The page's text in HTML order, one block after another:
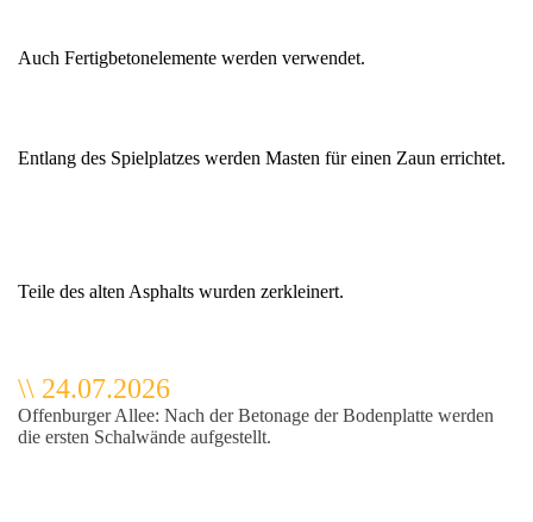
Auch Fertigbetonelemente werden verwendet.
Entlang des Spielplatzes werden Masten für einen Zaun errichtet.
Teile des alten Asphalts wurden zerkleinert.
\\ 24.07.2026
Offenburger Allee: Nach der Betonage der Bodenplatte werden
die ersten Schalwände aufgestellt.